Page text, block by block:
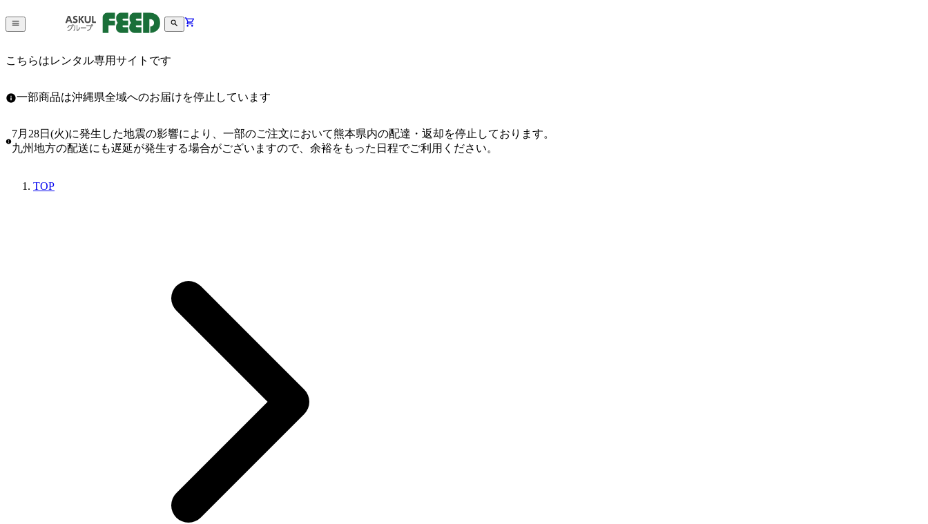
こちらはレンタル専用サイトです
一部商品は沖縄県全域へのお届けを停止しています
7月28日(火)に発生した地震の影響により、一部のご注文において熊本県内の配達・返却を停止しております。
九州地方の配送にも遅延が発生する場合がございますので、余裕をもった日程でご利用ください。
TOP